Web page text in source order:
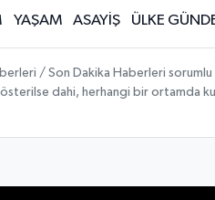
YAŞAM ASAYİŞ ÜLKE
/ Son Dakika Haberleri
dahi, herhangi bir ortamda